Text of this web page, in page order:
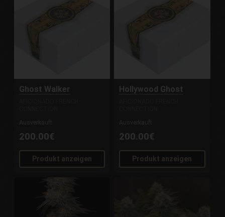
Ghost Walker
Ausverkauft
200.00€
Produkt anzeigen
Hollywood Ghost
Ausverkauft
200.00€
Produkt anzeigen